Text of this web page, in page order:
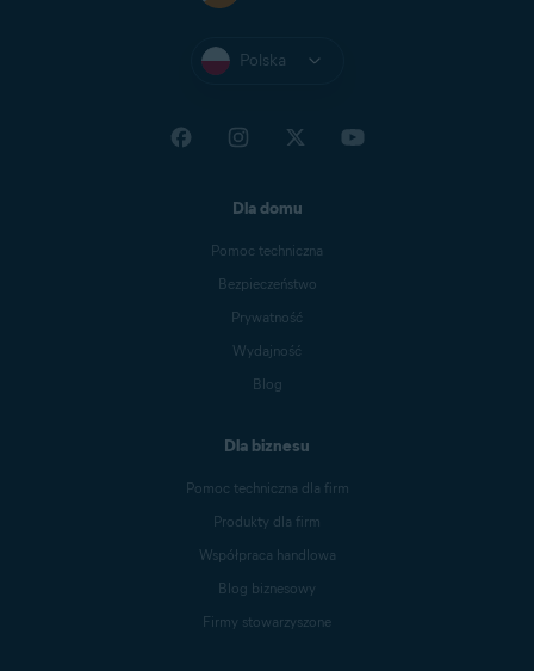
Polska
Dla domu
Pomoc techniczna
Bezpieczeństwo
Prywatność
Wydajność
Blog
Dla biznesu
Pomoc techniczna dla firm
Produkty dla firm
Współpraca handlowa
Blog biznesowy
Firmy stowarzyszone